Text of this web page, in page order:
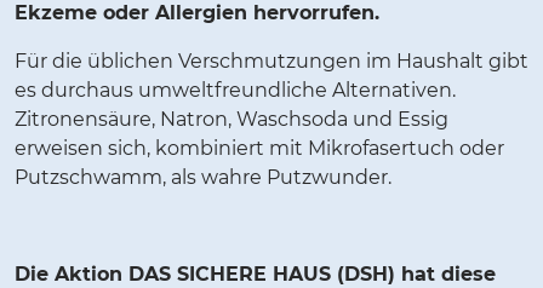
Ekzeme oder Allergien hervorrufen.
Für die üblichen Verschmutzungen im Haushalt gibt
es durchaus umweltfreundliche Alternativen.
Zitronensäure, Natron, Waschsoda und Essig
erweisen sich, kombiniert mit Mikrofasertuch oder
Putzschwamm, als wahre Putzwunder.
Die Aktion DAS SICHERE HAUS (DSH) hat diese